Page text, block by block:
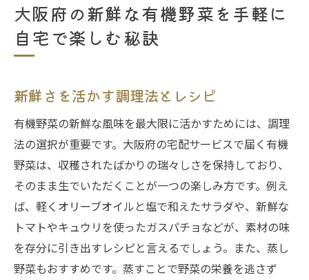
大阪府の新鮮な有機野菜を手軽に
自宅で楽しむ秘訣
新鮮さを活かす調理法とレシピ
有機野菜の新鮮な風味を最大限に活かすためには、調理
法の選択が重要です。大阪府の宅配サービスで届く有機
野菜は、収穫されたばかりの瑞々しさを保持しており、
そのまま生でいただくことが一つの楽しみ方です。例え
ば、軽くオリーブオイルと塩で和えたサラダや、新鮮な
トマトやキュウリを使ったガスパチョなどが、素材の味
を存分に引き出すレシピと言えるでしょう。また、蒸し
野菜もおすすめです。蒸すことで野菜の栄養を逃さず